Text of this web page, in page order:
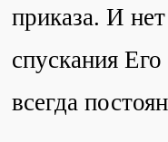
приказа. И
спускания
всегда